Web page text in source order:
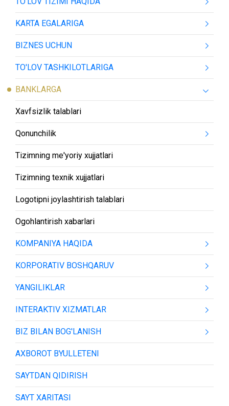
KARTA EGALARIGA
BIZNES UCHUN
TO'LOV TASHKILOTLARIGA
BANKLARGA
Xavfsizlik talablari
Qonunchilik
Tizimning me'yoriy xujjatlari
Tizimning texnik xujjatlari
Logotipni joylashtirish talablari
Ogohlantirish xabarlari
KOMPANIYA HAQIDA
KORPORATIV BOSHQARUV
YANGILIKLAR
INTERAKTIV XIZMATLAR
BIZ BILAN BOG'LANISH
AXBOROT BYULLETENI
SAYTDAN QIDIRISH
SAYT XARITASI